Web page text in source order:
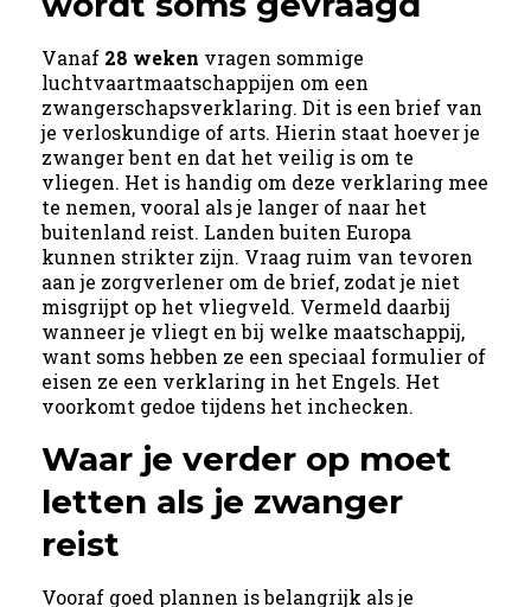
Vanaf 28 weken vragen sommige
luchtvaartmaatschappijen om een
zwangerschapsverklaring. Dit is een brief van
je verloskundige of arts. Hierin staat hoever je
zwanger bent en dat het veilig is om te
vliegen. Het is handig om deze verklaring mee
te nemen, vooral als je langer of naar het
buitenland reist. Landen buiten Europa
kunnen strikter zijn. Vraag ruim van tevoren
aan je zorgverlener om de brief, zodat je niet
misgrijpt op het vliegveld. Vermeld daarbij
wanneer je vliegt en bij welke maatschappij,
want soms hebben ze een speciaal formulier of
eisen ze een verklaring in het Engels. Het
voorkomt gedoe tijdens het inchecken.
Waar je verder op moet
letten als je zwanger
reist
Vooraf goed plannen is belangrijk als je